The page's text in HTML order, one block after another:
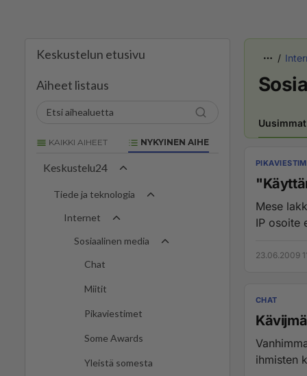
Keskustelun etusivu
Aiheet listaus
KAIKKI AIHEET NYKYINEN AIHE
Keskustelu24
Tiede ja teknologia
Internet
Sosiaalinen media
Chat
Miitit
Pikaviestimet
Some Awards
Yleistä somesta
Mese
IP osoite
23.06.2009
CHAT
ihmisten